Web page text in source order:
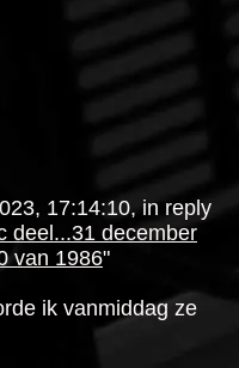
17:14:10, in reply
deel...31 december
van 1986"
ik vanmiddag ze